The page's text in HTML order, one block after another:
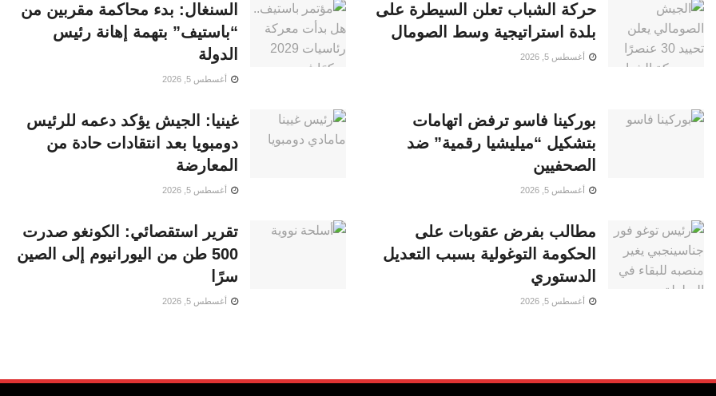
حركة الشباب تعلن السيطرة على
بلدة استراتيجية وسط الصومال
أغسطس 5, 2026
السنغال: بدء محاكمة مقربين من
“باستيف” بتهمة إهانة رئيس
الدولة
أغسطس 5, 2026
بوركينا فاسو ترفض اتهامات
بتشكيل “ميليشيا رقمية” ضد
الصحفيين
أغسطس 5, 2026
غينيا: الجيش يؤكد دعمه للرئيس
دومبويا بعد انتقادات حادة من
المعارضة
أغسطس 5, 2026
مطالب بفرض عقوبات على
الحكومة التوغولية بسبب التعديل
الدستوري
أغسطس 5, 2026
تقرير استقصائي: الكونغو صدرت
500 طن من اليورانيوم إلى الصين
سرًا
أغسطس 5, 2026